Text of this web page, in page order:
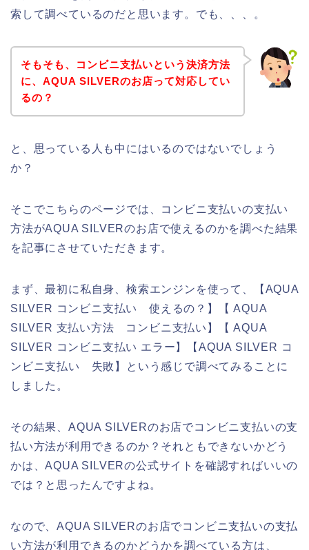
索して調べているのだと思います。でも、、、。
そもそも、コンビニ支払いという決済方法
に、AQUA SILVERのお店って対応してい
るの？
と、思っている人も中にはいるのではないでしょう
か？
そこでこちらのページでは、コンビニ支払いの支払い
方法がAQUA SILVERのお店で使えるのかを調べた結果
を記事にさせていただきます。
まず、最初に私自身、検索エンジンを使って、【AQUA
SILVER コンビニ支払い 使えるの？】【 AQUA
SILVER 支払い方法 コンビニ支払い】【 AQUA
SILVER コンビニ支払い エラー】【AQUA SILVER コ
ンビニ支払い 失敗】という感じで調べてみることに
しました。
その結果、AQUA SILVERのお店でコンビニ支払いの支
払い方法が利用できるのか？それともできないかどう
かは、AQUA SILVERの公式サイトを確認すればいいの
では？と思ったんですよね。
なので、AQUA SILVERのお店でコンビニ支払いの支払
い方法が利用できるのかどうかを調べている方は、